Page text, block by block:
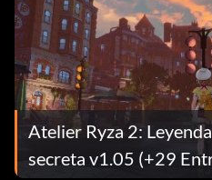
Atelier Ryza 2:
secreta v1.05 (+29